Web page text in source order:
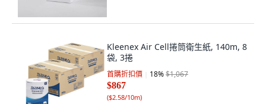
Kleenex Air Cell捲筒衛生紙, 140m, 8
袋, 3捲
首購折扣價 18%$1,067
$867
($2.58/10m)